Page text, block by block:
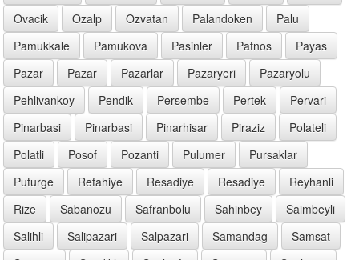
Ovacik
Ozalp Ozvatan Palandoken
Palu
Pamukkale
Pamukova Pasinler Patnos
Payas
Pazar
Pazar Pazarlar Pazaryeri
Pazaryolu
Pehlivankoy
Pendik Persembe Pertek
Pervari
Pinarbasi
Pinarbasi Pinarhisar Piraziz
Polateli
Polatli
Posof Pozanti Pulumer
Pursaklar
Puturge
Refahiye Resadiye Resadiye
Reyhanli
Rize
Sabanozu Safranbolu Sahinbey
Saimbeyli
Salihli
Salipazari Salpazari Samandag
Samsat